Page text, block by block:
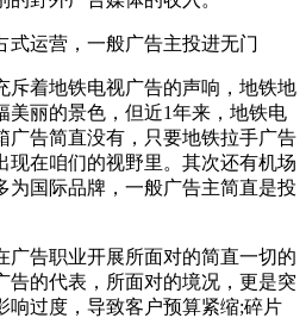
式运营，一般广告主投进无门
斥着地铁电视广告的声响，地铁地
美丽的景色，但近1年来，地铁电
广告简直没有，只要地铁拉手广告
现在咱们的视野里。其次还有机场
为国际品牌，一般广告主简直是投
广告职业开展所面对的简直一切的
告的代表，所面对的境况，更是突
响过度，导致客户预算紧缩;碎片